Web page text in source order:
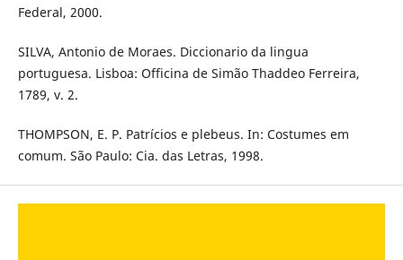
Federal, 2000.
SILVA, Antonio de Moraes. Diccionario da lingua
portuguesa. Lisboa: Officina de Simão Thaddeo Ferreira,
1789, v. 2.
THOMPSON, E. P. Patrícios e plebeus. In: Costumes em
comum. São Paulo: Cia. das Letras, 1998.